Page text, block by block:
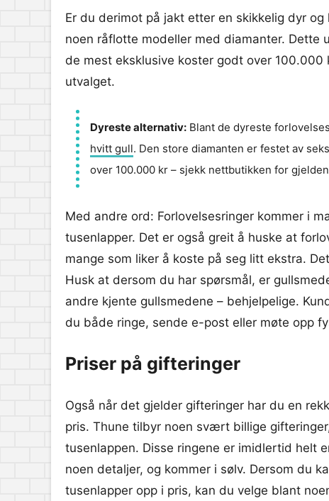
Er du derimot på jakt etter en skikkelig dyr
noen råflotte modeller med diamanter. Dette
de mest eksklusive koster godt over
utvalget.
Dyreste alternativ: Blant de dyreste
hvitt gull. Den store diamanten er festet av
over 100.000 kr – sjekk nettbutikken for
Med andre ord: Forlovelsesringer kommer i
tusenlapper. Det er også greit å huske at
mange som liker å koste på seg litt ekstra.
Husk at dersom du har spørsmål, er
andre kjente gullsmedene – behjelpelige.
du både ringe, sende e-post eller møte opp
Priser på gifteringer
Også når det gjelder gifteringer har du en
pris. Thune tilbyr noen svært billige
tusenlappen. Disse ringene er imidlertid helt
noen detaljer, og kommer i sølv. Dersom du
tusenlapper opp i pris, kan du velge blant